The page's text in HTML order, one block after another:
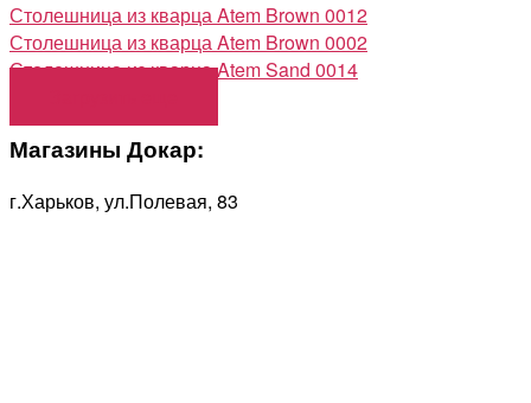
Столешница из кварца Atem Brown 0012
Столешница из кварца Atem Brown 0002
Столешница из кварца Atem Sand 0014
Магазины Докар:
г.Харьков, ул.Полевая, 83